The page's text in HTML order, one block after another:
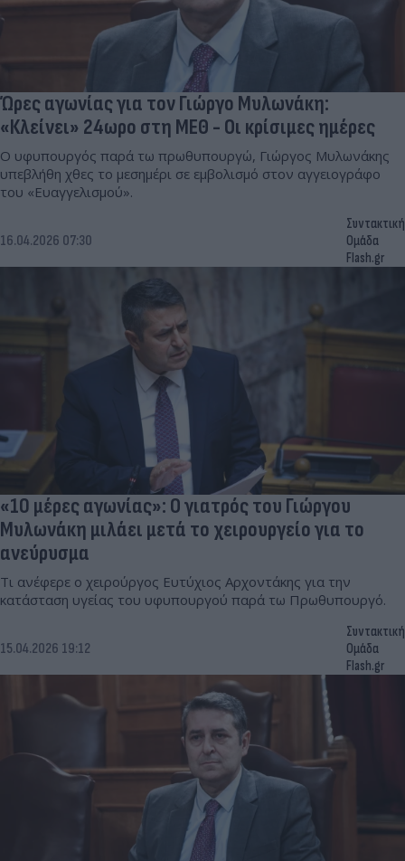
Ώρες αγωνίας για τον Γιώργο Μυλωνάκη:
«Κλείνει» 24ωρο στη ΜΕΘ - Οι κρίσιμες ημέρες
Ο υφυπουργός παρά τω πρωθυπουργώ, Γιώργος Μυλωνάκης
υπεβλήθη χθες το μεσημέρι σε εμβολισμό στον αγγειογράφο
του «Ευαγγελισμού».
16.04.2026 07:30
Συντακτική
Ομάδα
Flash.gr
«10 μέρες αγωνίας»: Ο γιατρός του Γιώργου
Μυλωνάκη μιλάει μετά το χειρουργείο για το
ανεύρυσμα
Τι ανέφερε ο χειρούργος Ευτύχιος Αρχοντάκης για την
κατάσταση υγείας του υφυπουργού παρά τω Πρωθυπουργό.
15.04.2026 19:12
Συντακτική
Ομάδα
Flash.gr